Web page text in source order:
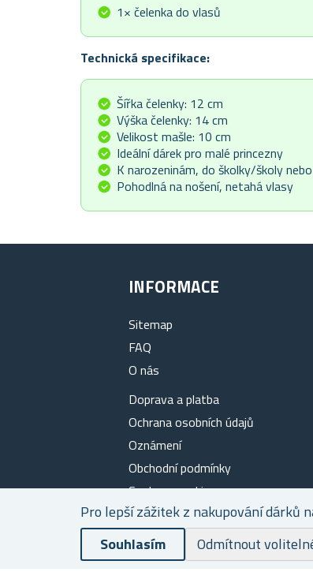
Pro lepší zážitek z nakupování dárků
Souhlasím
Odmítnout
1× čelenka do vlasů
Technická specifikace:
Šířka čelenky: 12 cm
Výška čelenky: 14 cm
Velikost mašle: 10 cm
Ideální dárek pro malé princezny
K narozeninám, do školky/školy
Pohodlná na nošení, netahá vlasy
INFORMACE
Sitemap
FAQ
O nás
Doprava a platba
Ochrana osobních údajů
Oznámení
Obchodní podmínky
Soubory cookies
Kontakty